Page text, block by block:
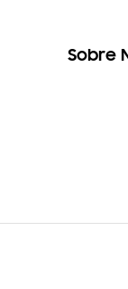
Sobre